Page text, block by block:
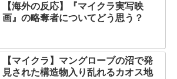
【海外の反応】『マイクラ実写映
画』の略奪者についてどう思う？
【マイクラ】マングローブの沼で発
見された構造物入り乱れるカオス地